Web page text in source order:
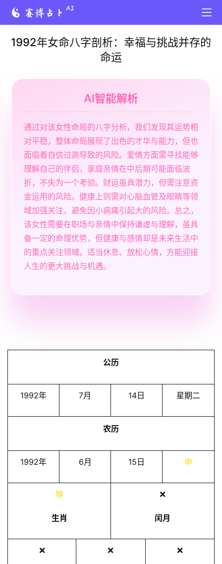
1992年女命八字剖析：幸福与挑战并存的
命运
AI智能解析
通过对该女性命局的八字分析，我们发现其运势相
对平稳，整体命局展现了出色的才华与能力，但也
面临着自信过高导致的风险。爱情方面需寻找能够
理解自己的伴侣，家庭亲情在中后期可能面临波
折，不失为一个考验。财运虽具潜力，但需注意资
金运用的风险。健康上则需对心脑血管及眼睛等领
域加强关注，避免因小病痛引起大的风险。总之，
该女性需要在职场与亲情中保持谦虚与理解，虽具
备一定的命理优势，但健康与感情却是未来生活中
的重点关注领域。适当休息、放松心情，方能迎接
人生的更大挑战与机遇。
公历
1992年 7月 14日 星期二
农历
1992年 6月 15日 申
猴
生肖
❌
闰月
❌ ❌ ❌